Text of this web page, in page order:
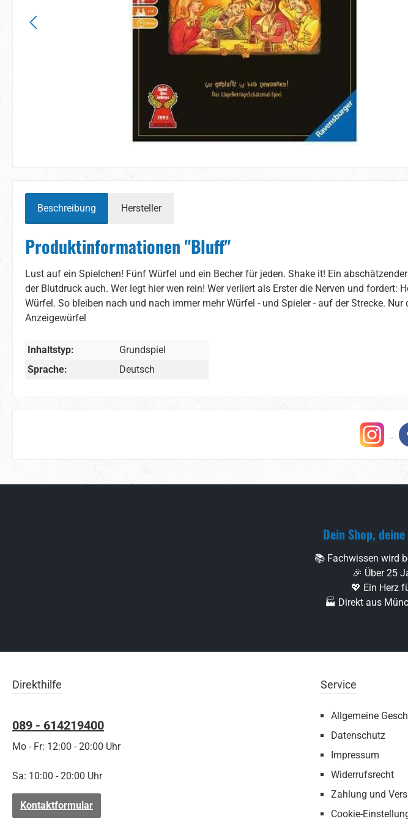
Beschreibung Hersteller
Produktinformationen "Bluff"
Lust auf ein Spielchen! Fünf Würfel und ein Becher für jeden. Shake it! Ein
der Blutdruck auch. Wer legt hier wen rein! Wer verliert als Erster die Nerven und
Würfel. So bleiben nach und nach immer mehr Würfel - und Spieler - auf der Strecke.
Anzeigewürfel
Inhaltstyp:
Grundspiel
Sprache:
Deutsch
Dein Shop,
📚 Fachwissen wird
🎉 Über 25
💖 Ein Herz
🏭 Direkt aus
Direkthilfe
089 - 614219400
Mo - Fr: 12:00 - 20:00 Uhr
Sa: 10:00 - 20:00 Uhr
Kontaktformular
Service
Allgemeine
Datenschutz
Impressum
Widerrufsrecht
Zahlung und
Cookie-